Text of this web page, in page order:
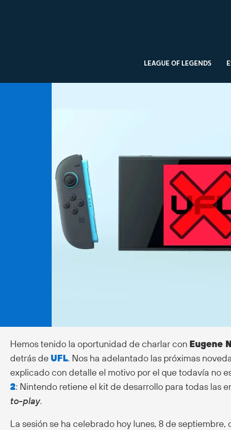
LEAGUE OF LEGENDS
Hemos tenido la oportunidad de charlar con Eugene
detrás de UFL. Nos ha adelantado las próximas
explicado con detalle el motivo por el que todavía no
2: Nintendo retiene el kit de desarrollo para todas las
to-play.
La sesión se ha celebrado hoy lunes, 8 de